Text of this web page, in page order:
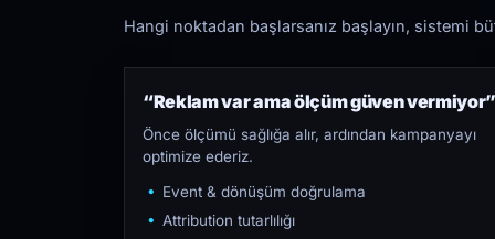
Hangi noktadan başlarsanız başlayın, sistemi
“Reklam var ama ölçüm güven
Önce ölçümü sağlığa alır, ardından kampanyayı
optimize ederiz.
Event & dönüşüm doğrulama
Attribution tutarlılığı